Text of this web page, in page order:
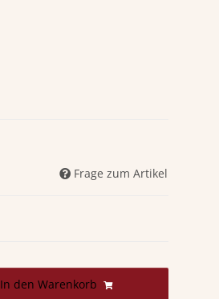
Frage zum Artikel
In den Warenkorb